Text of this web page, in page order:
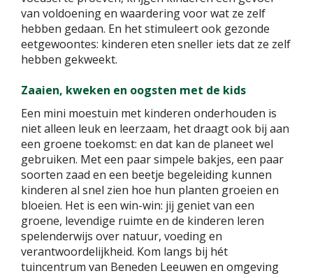
van voldoening en waardering voor wat ze zelf
hebben gedaan. En het stimuleert ook gezonde
eetgewoontes: kinderen eten sneller iets dat ze zelf
hebben gekweekt.
Zaaien, kweken en oogsten met de kids
Een mini moestuin met kinderen onderhouden is
niet alleen leuk en leerzaam, het draagt ook bij aan
een groene toekomst: en dat kan de planeet wel
gebruiken. Met een paar simpele bakjes, een paar
soorten zaad en een beetje begeleiding kunnen
kinderen al snel zien hoe hun planten groeien en
bloeien. Het is een win-win: jij geniet van een
groene, levendige ruimte en de kinderen leren
spelenderwijs over natuur, voeding en
verantwoordelijkheid. Kom langs bij hét
tuincentrum van Beneden Leeuwen en omgeving